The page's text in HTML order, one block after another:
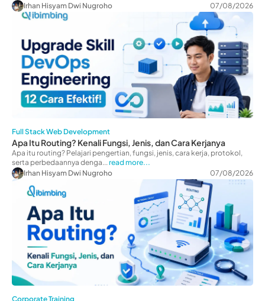
Irhan Hisyam Dwi Nugroho
07/08/2026
Full Stack Web Development
Apa Itu Routing? Kenali Fungsi, Jenis, dan Cara Kerjanya
Apa itu routing? Pelajari pengertian, fungsi, jenis, cara kerja, protokol,
serta perbedaannya denga... read more...
Irhan Hisyam Dwi Nugroho
07/08/2026
Corporate Training